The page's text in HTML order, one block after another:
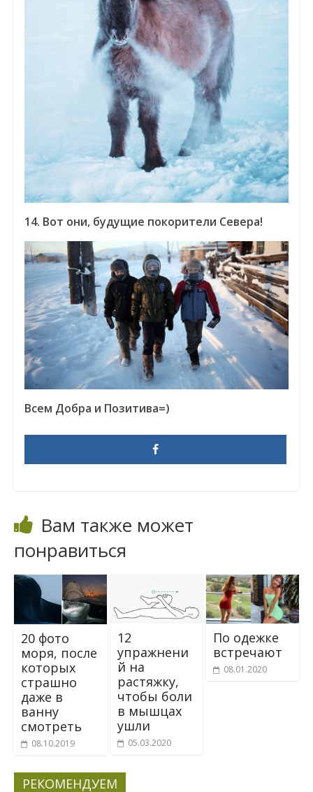
14. Вот они, будущие покорители Севера!
Всем Добра и Позитива=)
Вам также может
понравиться
20 фото
моря, после
которых
страшно
даже в
ванну
смотреть
08.10.2019
12
упражнени
й на
растяжку,
чтобы боли
в мышцах
ушли
05.03.2020
По одежке
встречают
08.01.2020
РЕКОМЕНДУЕМ